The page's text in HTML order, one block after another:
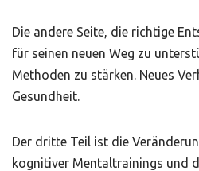
Die andere Seite, die richtige
für seinen neuen Weg zu
Methoden zu stärken. Neues
Gesundheit.
Der dritte Teil ist die
kognitiver Mentaltrainings und